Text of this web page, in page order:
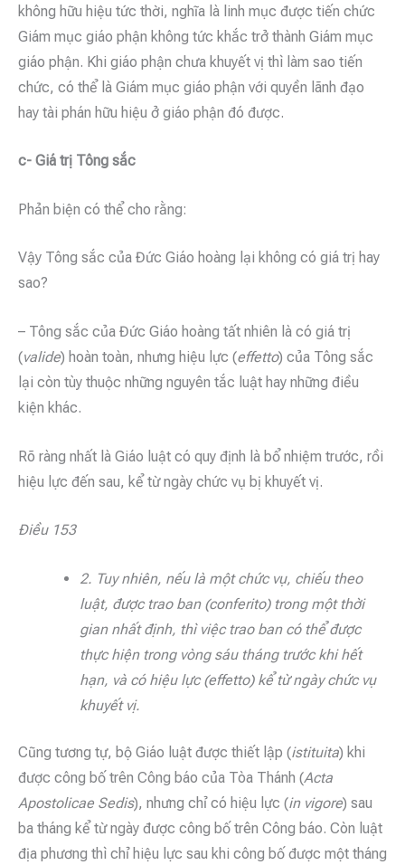
không hữu hiệu tức thời, nghĩa là linh mục được tiến chức
Giám mục giáo phận không tức khắc trở thành Giám mục
giáo phận. Khi giáo phận chưa khuyết vị thì làm sao tiến
chức, có thể là Giám mục giáo phận với quyền lãnh đạo
hay tài phán hữu hiệu ở giáo phận đó được.
c- Giá trị Tông sắc
Phản biện có thể cho rằng:
Vậy Tông sắc của Đức Giáo hoàng lại không có giá trị hay
sao?
– Tông sắc của Đức Giáo hoàng tất nhiên là có giá trị
(valide) hoàn toàn, nhưng hiệu lực (effetto) của Tông sắc
lại còn tùy thuộc những nguyên tắc luật hay những điều
kiện khác.
Rõ ràng nhất là Giáo luật có quy định là bổ nhiệm trước, rồi
hiệu lực đến sau, kể từ ngày chức vụ bị khuyết vị.
Điều 153
2. Tuy nhiên, nếu là một chức vụ, chiếu theo
luật, được trao ban (conferito) trong một thời
gian nhất định, thì việc trao ban có thể được
thực hiện trong vòng sáu tháng trước khi hết
hạn, và có hiệu lực (effetto) kể từ ngày chức vụ
khuyết vị.
Cũng tương tự, bộ Giáo luật được thiết lập (istituita) khi
được công bố trên Công báo của Tòa Thánh (Acta
Apostolicae Sedis), nhưng chỉ có hiệu lực (in vigore) sau
ba tháng kể từ ngày được công bố trên Công báo. Còn luật
địa phương thì chỉ hiệu lực sau khi công bố được một tháng